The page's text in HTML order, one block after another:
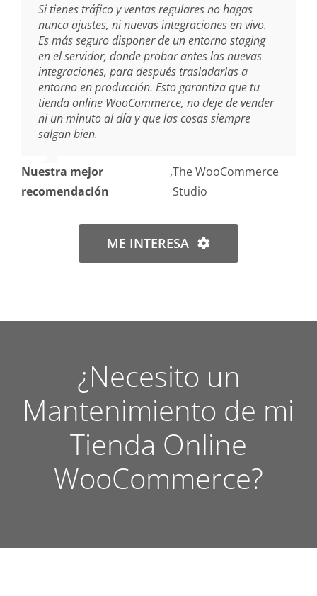
Si tienes tráfico y ventas regulares no hagas
nunca ajustes, ni nuevas integraciones en vivo.
Es más seguro disponer de un entorno staging
en el servidor, donde probar antes las nuevas
integraciones, para después trasladarlas a
entorno en producción. Esto garantiza que tu
tienda online WooCommerce, no deje de vender
ni un minuto al día y que las cosas siempre
salgan bien.
Nuestra mejor
recomendación
,The WooCommerce
Studio
ME INTERESA
¿Necesito un
Mantenimiento de mi
Tienda Online
WooCommerce?